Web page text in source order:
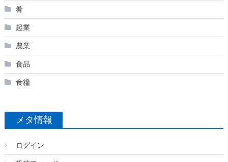
肴
起業
農業
食品
食糧
メタ情報
ログイン